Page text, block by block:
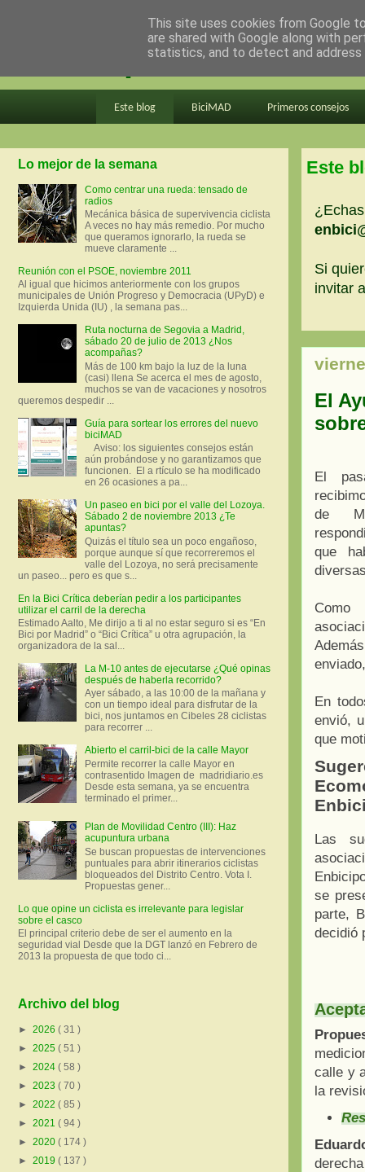
en bici por madrid
Este blog BiciMAD Primeros consejos
Este
Si
invitar
El
El
de
que
Como
En
envió,
que
Las
se
parte,
decidió
calle y
la
Lo mejor de la semana
Como centrar una rueda: tensado de
radios
Mecánica básica de supervivencia ciclista
A veces no hay más remedio. Por mucho
que queramos ignorarlo, la rueda se
mueve claramente ...
Reunión con el PSOE, noviembre 2011
Al igual que hicimos anteriormente con los grupos
municipales de Unión Progreso y Democracia (UPyD) e
Izquierda Unida (IU) , la semana pas...
Ruta nocturna de Segovia a Madrid,
sábado 20 de julio de 2013 ¿Nos
acompañas?
Más de 100 km bajo la luz de la luna
(casi) llena Se acerca el mes de agosto,
muchos se van de vacaciones y nosotros
queremos despedir ...
Guía para sortear los errores del nuevo
biciMAD
Aviso: los siguientes consejos están
aún probándose y no garantizamos que
funcionen. El a rtículo se ha modificado
en 26 ocasiones a pa...
Un paseo en bici por el valle del Lozoya.
Sábado 2 de noviembre 2013 ¿Te
apuntas?
Quizás el título sea un poco engañoso,
porque aunque sí que recorreremos el
valle del Lozoya, no será precisamente
un paseo... pero es que s...
En la Bici Crítica deberían pedir a los participantes
utilizar el carril de la derecha
Estimado Aalto, Me dirijo a ti al no estar seguro si es “En
Bici por Madrid” o “Bici Crítica” u otra agrupación, la
organizadora de la sal...
La M-10 antes de ejecutarse ¿Qué opinas
después de haberla recorrido?
Ayer sábado, a las 10:00 de la mañana y
con un tiempo ideal para disfrutar de la
bici, nos juntamos en Cibeles 28 ciclistas
para recorrer ...
Abierto el carril-bici de la calle Mayor
Permite recorrer la calle Mayor en
contrasentido Imagen de madridiario.es
Desde esta semana, ya se encuentra
terminado el primer...
Plan de Movilidad Centro (III): Haz
acupuntura urbana
Se buscan propuestas de intervenciones
puntuales para abrir itinerarios ciclistas
bloqueados del Distrito Centro. Vota I.
Propuestas gener...
Lo que opine un ciclista es irrelevante para legislar
sobre el casco
El principal criterio debe de ser el aumento en la
seguridad vial Desde que la DGT lanzó en Febrero de
2013 la propuesta de que todo ci...
Archivo del blog
► 2026 ( 31 )
► 2025 ( 51 )
► 2024 ( 58 )
► 2023 ( 70 )
► 2022 ( 85 )
► 2021 ( 94 )
► 2020 ( 174 )
► 2019 ( 137 )
This site uses cookies from Google
are shared with Google along with
statistics, and to detect and address